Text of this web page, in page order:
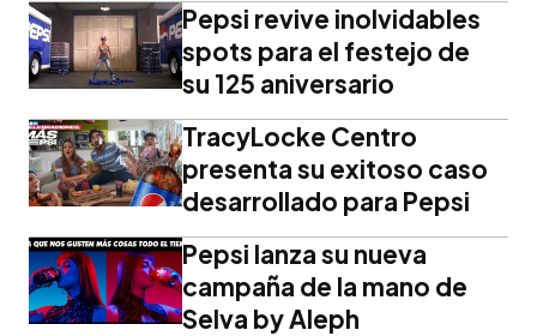
Pepsi revive inolvidables
spots para el festejo de
su 125 aniversario
TracyLocke Centro
presenta su exitoso caso
desarrollado para Pepsi
Pepsi lanza su nueva
campaña de la mano de
Selva by Aleph